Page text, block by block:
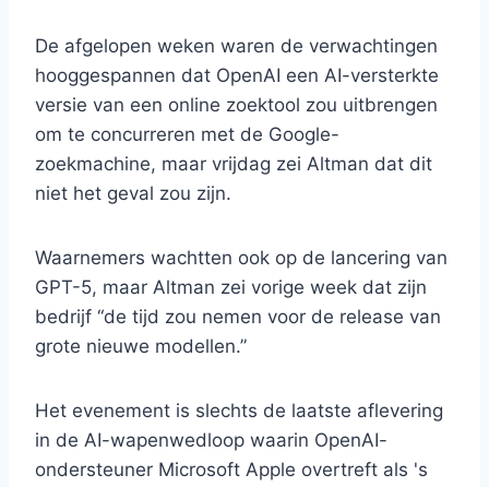
De afgelopen weken waren de verwachtingen
hooggespannen dat OpenAI een AI-versterkte
versie van een online zoektool zou uitbrengen
om te concurreren met de Google-
zoekmachine, maar vrijdag zei Altman dat dit
niet het geval zou zijn.
Waarnemers wachtten ook op de lancering van
GPT-5, maar Altman zei vorige week dat zijn
bedrijf “de tijd zou nemen voor de release van
grote nieuwe modellen.”
Het evenement is slechts de laatste aflevering
in de AI-wapenwedloop waarin OpenAI-
ondersteuner Microsoft Apple overtreft als 's